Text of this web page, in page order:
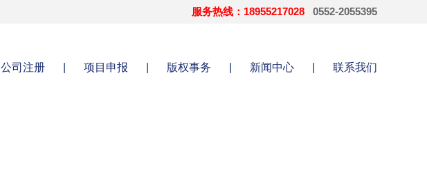
服务热线：18955217028 0552-2055395
公司注册 项目申报 版权事务 新闻中心 联系我们